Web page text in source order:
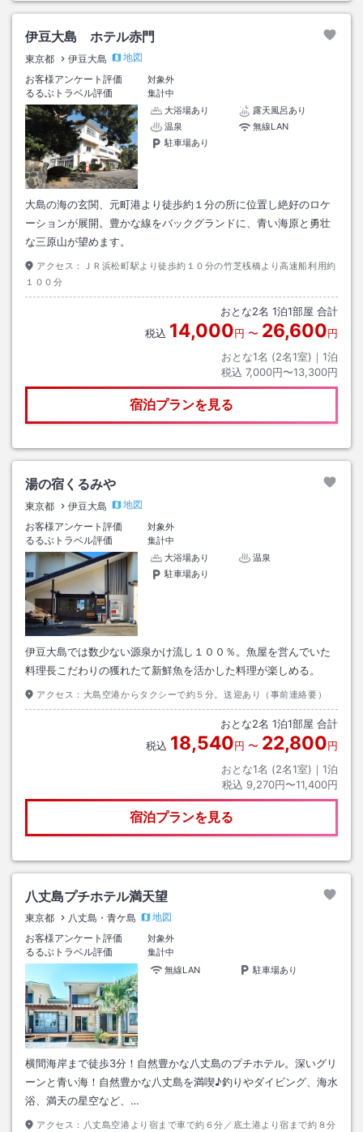
伊豆大島 ホテル赤門
東京都 伊豆大島
地図
お客様アンケート評価
対象外
るるぶトラベル評価
集計中
大浴場あり
露天風呂あり
温泉
無線LAN
駐車場あり
大島の海の玄関、元町港より徒歩約１分の所に位置し絶好のロケ
ーションが展開。豊かな線をバックグランドに、青い海原と勇壮
な三原山が望めます。
アクセス：
ＪＲ浜松町駅より徒歩約１０分の竹芝桟橋より高速船利用約
１００分
おとな2名 1泊1部屋 合計
税込 14,000円 〜 26,600円
おとな1名 (2名1室)｜ 1泊
税込 7,000円〜13,300円
宿泊プランを見る
湯の宿くるみや
東京都 伊豆大島
地図
お客様アンケート評価
対象外
るるぶトラベル評価
集計中
大浴場あり
温泉
駐車場あり
伊豆大島では数少ない源泉かけ流し１００％。魚屋を営んでいた
料理長こだわりの獲れたて新鮮魚を活かした料理が楽しめる。
アクセス： 大島空港からタクシーで約５分。送迎あり（事前連絡要）
おとな2名 1泊1部屋 合計
税込 18,540円 〜 22,800円
おとな1名 (2名1室)｜ 1泊
税込 9,270円〜11,400円
宿泊プランを見る
八丈島プチホテル満天望
東京都 八丈島・青ケ島
地図
お客様アンケート評価
対象外
るるぶトラベル評価
集計中
無線LAN
駐車場あり
横間海岸まで徒歩3分！自然豊かな八丈島のプチホテル。深いグリ
ーンと青い海！自然豊かな八丈島を満喫♪釣りやダイビング、海水
浴、満天の星空など、…
アクセス： 八丈島空港より宿まで車で約６分／底土港より宿まで約８分